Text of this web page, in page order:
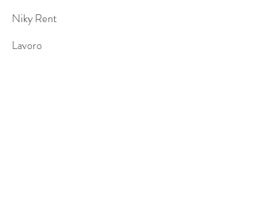
Niky Rent
Lavoro